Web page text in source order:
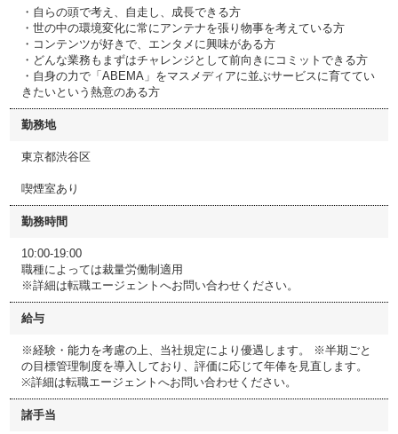
・自らの頭で考え、自走し、成長できる方
・世の中の環境変化に常にアンテナを張り物事を考えている方
・コンテンツが好きで、エンタメに興味がある方
・どんな業務もまずはチャレンジとして前向きにコミットできる方
・自身の力で「ABEMA」をマスメディアに並ぶサービスに育ててい
きたいという熱意のある方
勤務地
東京都渋谷区
喫煙室あり
勤務時間
10:00-19:00
職種によっては裁量労働制適用
※詳細は転職エージェントへお問い合わせください。
給与
※経験・能力を考慮の上、当社規定により優遇します。 ※半期ごと
の目標管理制度を導入しており、評価に応じて年俸を見直します。
※詳細は転職エージェントへお問い合わせください。
諸手当